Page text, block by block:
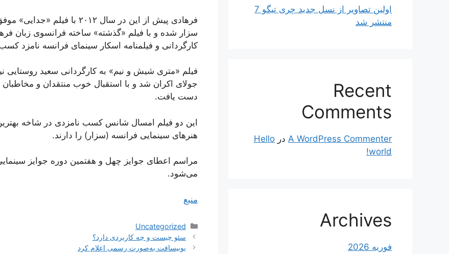
فرهادی پیش از این در سال
کارگردانی و فیلمنامه اسکار سینمای فرانسه نامزد
دست یافت.
این دو فیلم امسال شانس کسب نامزدی در شاخه
هنرهای سینمایی فرانسه (سزار) را دارند.
می‌شود.
منبع
دسته‌ها
Uncategorized
ناوبری
نوشته‌ها
سئو چیست و چه کاربردی دارد؟
یوبیسافت به‌صورت رسمی اعلام کرد
اولین تصاویر از نسل جدید چری تیگو 7
منتشر شد
Recent
Comments
A WordPress Commenter در Hello
world!
Archives
فوریه 2026